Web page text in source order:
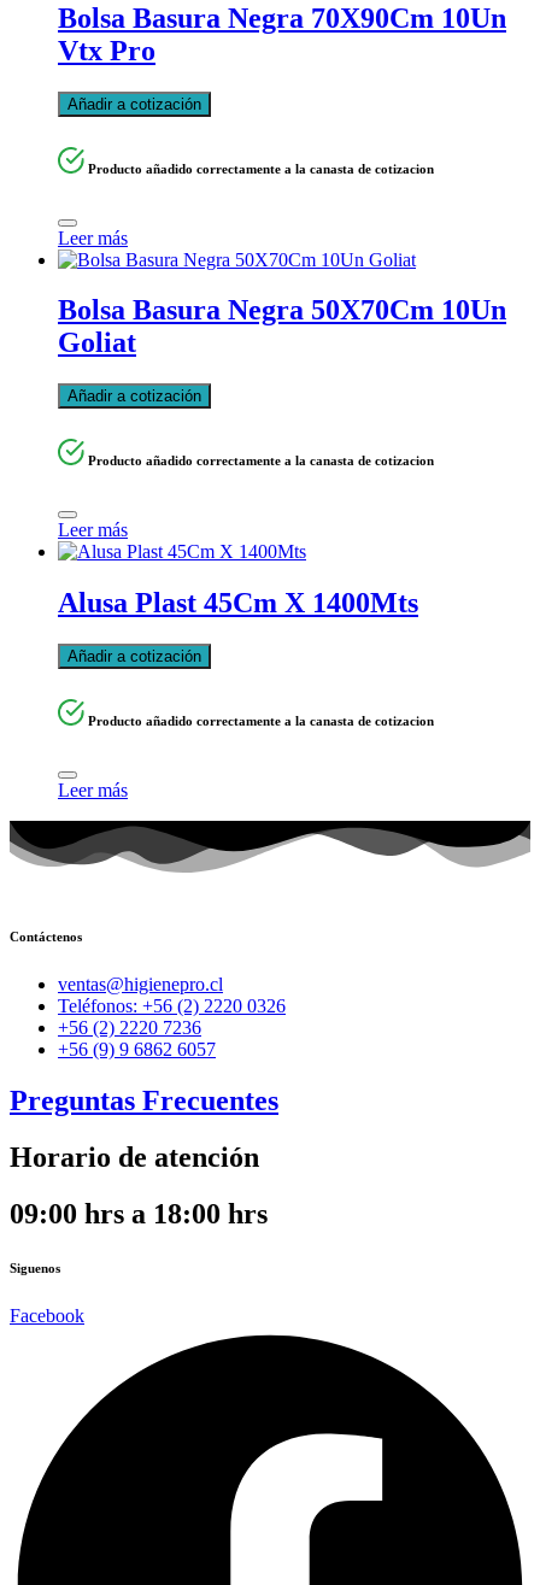
Bolsa Basura Negra 70X90Cm 10Un
Vtx Pro
Añadir a cotización
Producto añadido correctamente a la canasta de cotizacion
Leer más
Bolsa Basura Negra 50X70Cm 10Un
Goliat
Añadir a cotización
Producto añadido correctamente a la canasta de cotizacion
Leer más
Alusa Plast 45Cm X 1400Mts
Añadir a cotización
Producto añadido correctamente a la canasta de cotizacion
Leer más
Contáctenos
ventas@higienepro.cl
Teléfonos: +56 (2) 2220 0326
+56 (2) 2220 7236
+56 (9) 9 6862 6057
Preguntas Frecuentes
Horario de atención
09:00 hrs a 18:00 hrs
Siguenos
Facebook